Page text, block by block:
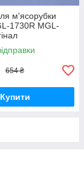
м'ясорубки
1730R MGL-
654 ₴
Купити